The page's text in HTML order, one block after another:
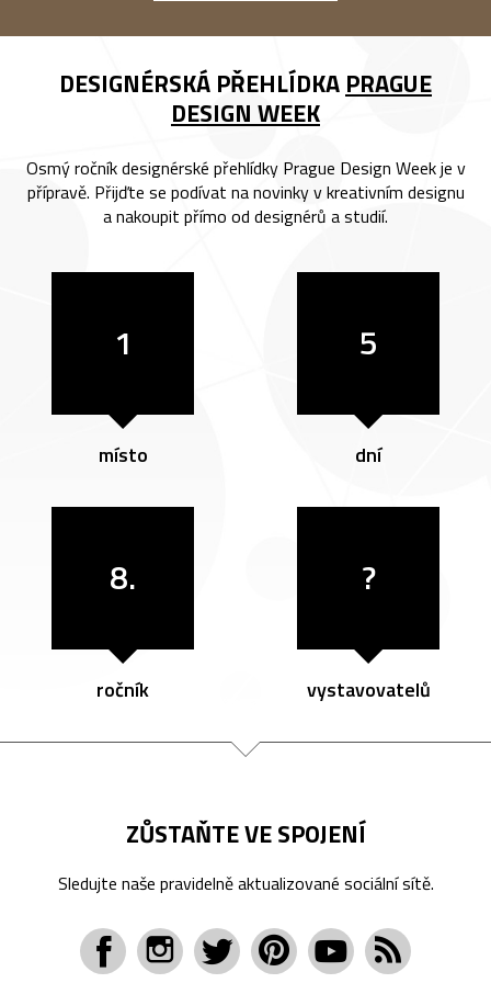
DESIGNÉRSKÁ PŘEHLÍDKA PRAGUE
DESIGN WEEK
Osmý ročník designérské přehlídky Prague Design Week je v
přípravě. Přijďte se podívat na novinky v kreativním designu
a nakoupit přímo od designérů a studií.
1
místo
5
dní
8.
ročník
?
vystavovatelů
ZŮSTAŇTE VE SPOJENÍ
Sledujte naše pravidelně aktualizované sociální sítě.